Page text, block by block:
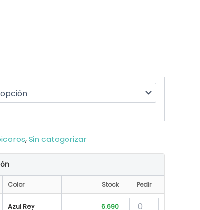
,Sin categorizar
Color Stock Pedir
Azul Rey 6.690